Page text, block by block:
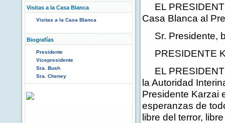
Visitas a la Casa Blanca
Visitas a la Casa Blanca
Biografías
Presidente
Vicepresidente
Sra. Bush
Sra. Cheney
EL
Casa Blanca al
Sr. Presidente,
PRESIDENTE
EL
la Autoridad
Presidente Karzai
esperanzas de
libre del terror,